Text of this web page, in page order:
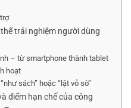
trải nghiệm người dùng
– từ smartphone thành tablet
hoạt
sách” hoặc “lật vỏ sò”
điểm hạn chế của công